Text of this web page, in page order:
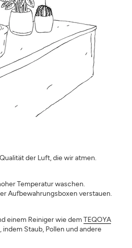
der Luft, die wir atmen.
Temperatur waschen.
Aufbewahrungsboxen verstauen.
einem Reiniger wie dem TEQOYA
Staub, Pollen und andere